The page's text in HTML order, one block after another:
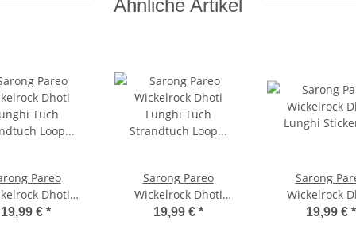
Ähnliche Artikel
Pareo
Dhoti
Lunghi Tuch
19,99 € *
Sarong Pareo
Wickelrock Dhoti
Lunghi Tuch
19,99 € *
Sarong
Wickelrock
Lunghi
19,99 € *